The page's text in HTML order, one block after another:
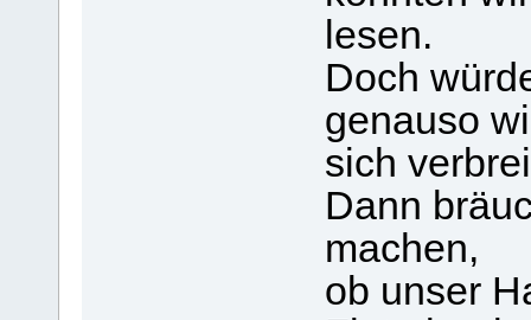
lesen.
Doch
genauso
sich
Dann
machen,
ob unser